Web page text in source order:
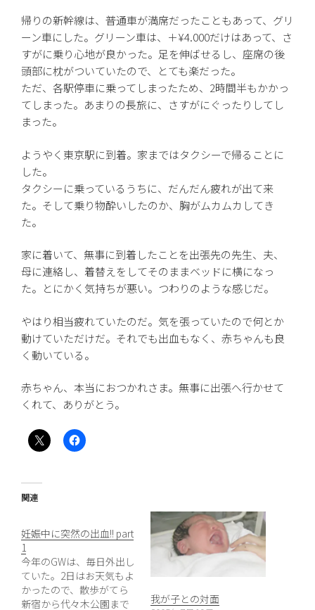
帰りの新幹線は、普通車が満席だったこともあって、グリ
ーン車にした。グリーン車は、＋¥4.000だけはあって、さ
すがに乗り心地が良かった。足を伸ばせるし、座席の後
頭部に枕がついていたので、とても楽だった。
ただ、各駅停車に乗ってしまったため、2時間半もかかっ
てしまった。あまりの長旅に、さすがにぐったりしてし
まった。
ようやく東京駅に到着。家まではタクシーで帰ることに
した。
タクシーに乗っているうちに、だんだん疲れが出て来
た。そして乗り物酔いしたのか、胸がムカムカしてき
た。
家に着いて、無事に到着したことを出張先の先生、夫、
母に連絡し、着替えをしてそのままベッドに横になっ
た。とにかく気持ちが悪い。つわりのような感じだ。
やはり相当疲れていたのだ。気を張っていたので何とか
動けていただけだ。それでも出血もなく、赤ちゃんも良
く動いている。
赤ちゃん、本当におつかれさま。無事に出張へ行かせて
くれて、ありがとう。
関連
妊娠中に突然の出血!! part
1
今年のGWは、毎日外出し
ていた。2日はお天気もよ
かったので、散歩がてら
新宿から代々木公園まで
我が子との対面